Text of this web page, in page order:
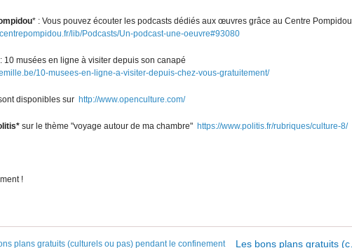
* : Vous pouvez écouter les podcasts dédiés aux œuvres grâce au Centre Pompidou
lib/Podcasts/Un-podcast-une-oeuvre#93080
10 musées en ligne à visiter depuis son canapé
10-musees-en-ligne-a-visiter-depuis-chez-vous-gratuitement/
disponibles sur http://www.openculture.com/
sur le thème "voyage autour de ma chambre" https://www.politis.fr/rubriques/culture-8/
!